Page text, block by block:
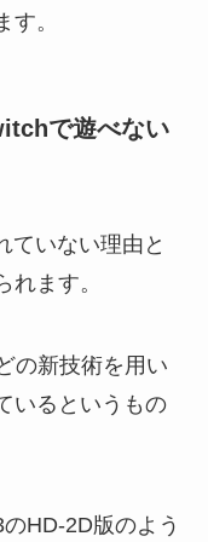
。
で遊べない
ていない理由と
れます。
の新技術を用い
いるというもの
HD-2D版のよう